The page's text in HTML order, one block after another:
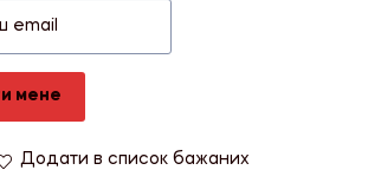
мене
Додати в список бажаних